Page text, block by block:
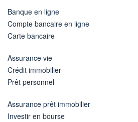
Banque en ligne
Compte bancaire en ligne
Carte bancaire
Assurance vie
Crédit immobilier
Prêt personnel
Assurance prêt immobilier
Investir en bourse